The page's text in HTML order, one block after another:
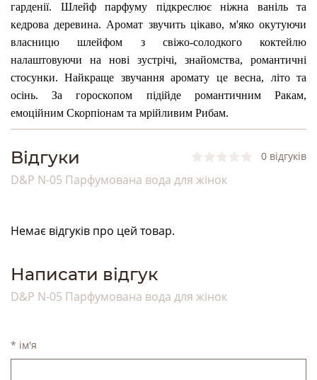
гарденії. Шлейф парфуму підкреслює ніжна ваніль та
кедрова деревина. Аромат звучить цікаво, м'яко окутуючи
власницю шлейфом з свіжо-солодкого коктейлю
налаштовуючи на нові зустрічі, знайомства, романтичні
стосунки. Найкраще звучання аромату це весна, літо та
осінь. За гороскопом підійде романтичним Ракам,
емоційним Скорпіонам та мрійливим Рибам.
Bідгуки
D&P N-05 Парфумована вода для жінок
0 відгуків
Немає відгуків про цей товар.
Написати відгук
D&P N-05 Парфумована вода для жінок
* ім'я